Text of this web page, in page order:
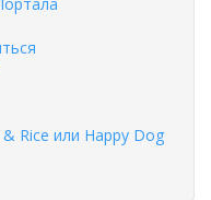
Rice или Happy Dog